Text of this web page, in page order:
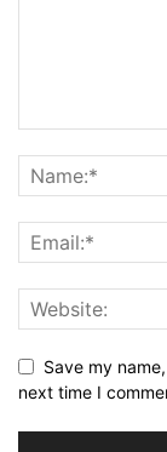
Save my
next time I